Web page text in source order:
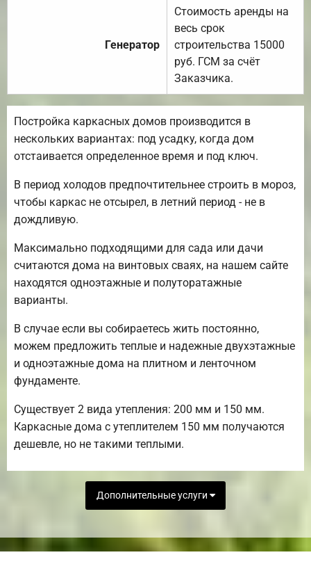
Генератор
Стоимость аренды на
весь срок
строительства 15000
руб. ГСМ за счёт
Заказчика.
Постройка каркасных домов производится в
нескольких вариантах: под усадку, когда дом
отстаивается определенное время и под ключ.
В период холодов предпочтительнее строить в мороз,
чтобы каркас не отсырел, в летний период - не в
дождливую.
Максимально подходящими для сада или дачи
считаются дома на винтовых сваях, на нашем сайте
находятся одноэтажные и полуторатажные
варианты.
В случае если вы собираетесь жить постоянно,
можем предложить теплые и надежные двухэтажные
и одноэтажные дома на плитном и ленточном
фундаменте.
Существует 2 вида утепления: 200 мм и 150 мм.
Каркасные дома с утеплителем 150 мм получаются
дешевле, но не такими теплыми.
Дополнительные услуги